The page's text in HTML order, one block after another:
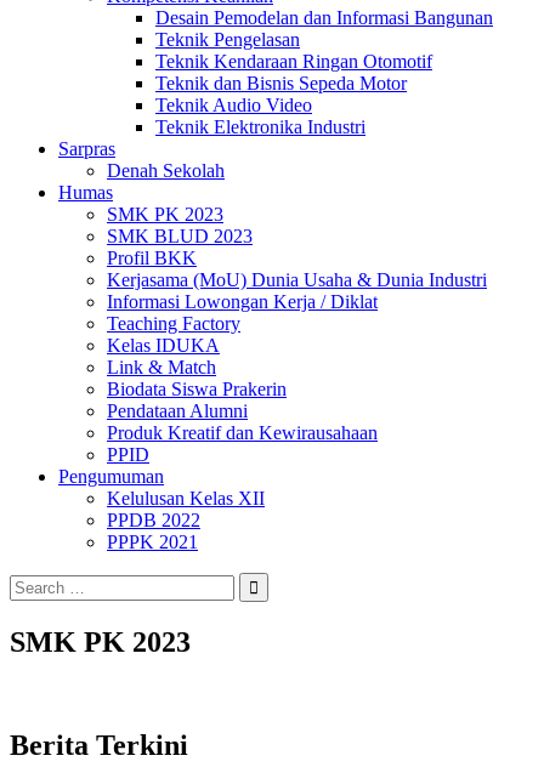
Desain Pemodelan dan Informasi Bangunan
Teknik Pengelasan
Teknik Kendaraan Ringan Otomotif
Teknik dan Bisnis Sepeda Motor
Teknik Audio Video
Teknik Elektronika Industri
Sarpras
Denah Sekolah
Humas
SMK PK 2023
SMK BLUD 2023
Profil BKK
Kerjasama (MoU) Dunia Usaha & Dunia Industri
Informasi Lowongan Kerja / Diklat
Teaching Factory
Kelas IDUKA
Link & Match
Biodata Siswa Prakerin
Pendataan Alumni
Produk Kreatif dan Kewirausahaan
PPID
Pengumuman
Kelulusan Kelas XII
PPDB 2022
PPPK 2021
Search
for:
SMK PK 2023
Berita Terkini